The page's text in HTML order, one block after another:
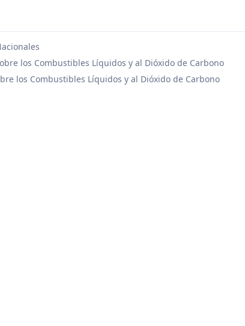
los Combustibles Líquidos y al Dióxido de Carbono
los Combustibles Líquidos y al Dióxido de Carbono